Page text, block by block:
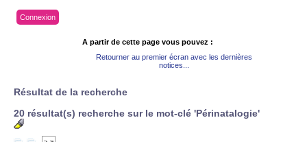
Connexion
A partir de cette page vous pouvez :
Retourner au premier écran avec les dernières
notices...
Résultat de la recherche
20 résultat(s) recherche sur le mot-clé 'Périnatalogie'